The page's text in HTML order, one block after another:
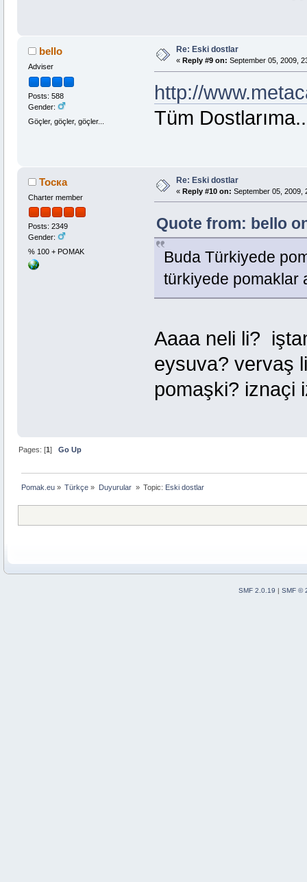
bello
Adviser
Posts: 588
Gender:
Göçler, göçler, göçler...
Re: Eski dostlar
« Reply #9 on: September 05, 2009,
http://
Tüm
Тоска
Charter member
Posts: 2349
Gender:
% 100 + POMAK
Re: Eski dostlar
« Reply #10 on: September 05, 2009,
Quote from: bello
Buda Türkiyede
türkiyede pomaklar
Aaaa neli li?
eysuva? vervaş
pomaşki? iznaçi
Pages: [1]Go Up
Pomak.eu » Türkçe » Duyurular » Topic: Eski dostlar
SMF 2.0.19 | SMF ©